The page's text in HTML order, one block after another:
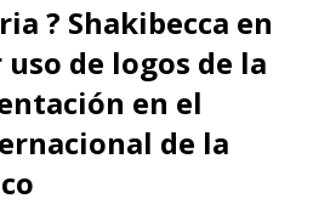
? Shakibecca en
de logos de la
en el
de la